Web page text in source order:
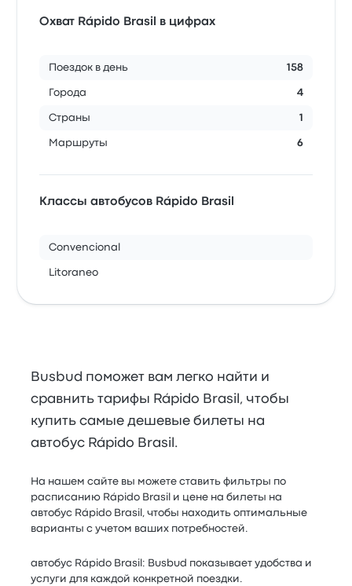
Охват Rápido Brasil в цифрах
Поездок в день 158
Города 4
Страны 1
Маршруты 6
Классы автобусов Rápido Brasil
Convencional
Litoraneo
Busbud поможет вам легко найти и
сравнить тарифы Rápido Brasil, чтобы
купить самые дешевые билеты на
автобус Rápido Brasil.
На нашем сайте вы можете ставить фильтры по
расписанию Rápido Brasil и цене на билеты на
автобус Rápido Brasil, чтобы находить оптимальные
варианты с учетом ваших потребностей.
автобус Rápido Brasil: Busbud показывает удобства и
услуги для каждой конкретной поездки.